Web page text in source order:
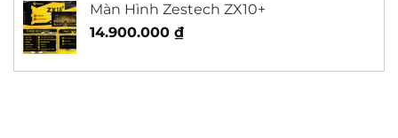
Màn Hình Zestech ZX10+
14.900.000 ₫